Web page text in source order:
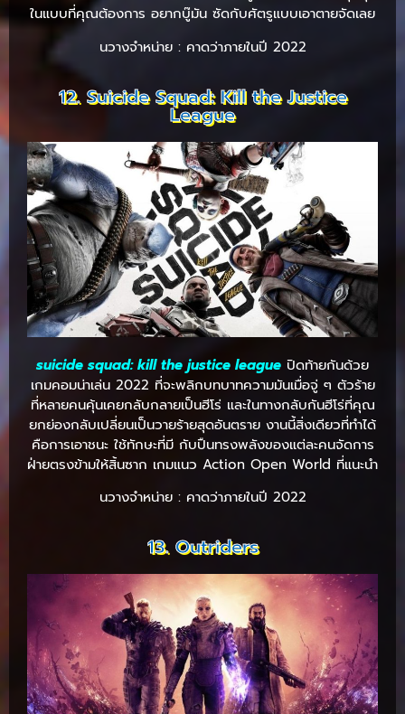
ในแบบที่คุณต้องการ อยากบู๊มัน ซัดกับศัตรูแบบเอาตายจัดเลย
นวางจำหน่าย : คาดว่าภายในปี 2022
12. Suicide Squad: Kill the Justice
League
suicide squad: kill the justice league ปิดท้ายกันด้วย
เกมคอมน่าเล่น 2022 ที่จะพลิกบทบาทความมันเมื่อจู่ ๆ ตัวร้าย
ที่หลายคนคุ้นเคยกลับกลายเป็นฮีโร่ และในทางกลับกันฮีโร่ที่คุณ
ยกย่องกลับเปลี่ยนเป็นวายร้ายสุดอันตราย งานนี้สิ่งเดียวที่ทำได้
คือการเอาชนะ ใช้ทักษะที่มี กับปืนทรงพลังของแต่ละคนจัดการ
ฝ่ายตรงข้ามให้สิ้นซาก เกมแนว Action Open World ที่แนะนำ
นวางจำหน่าย : คาดว่าภายในปี 2022
13. Outriders